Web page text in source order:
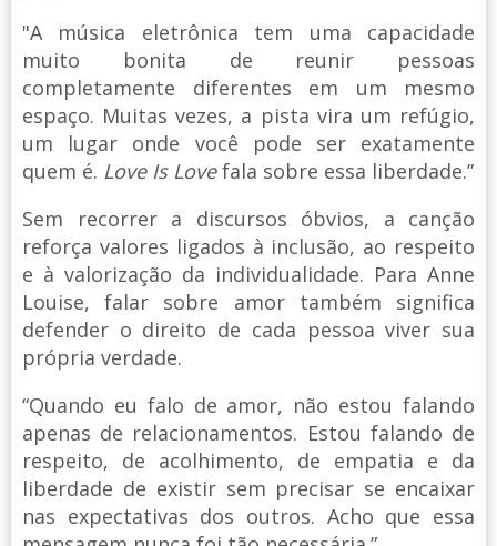
"A música eletrônica tem uma capacidade
muito bonita de reunir pessoas
completamente diferentes em um mesmo
espaço. Muitas vezes, a pista vira um refúgio,
um lugar onde você pode ser exatamente
quem é. Love Is Lovefala sobre essa liberdade.”
Sem recorrer a discursos óbvios, a canção
reforça valores ligados à inclusão, ao respeito
e à valorização da individualidade. Para Anne
Louise, falar sobre amor também significa
defender o direito de cada pessoa viver sua
própria verdade.
“Quando eu falo de amor, não estou falando
apenas de relacionamentos. Estou falando de
respeito, de acolhimento, de empatia e da
liberdade de existir sem precisar se encaixar
nas expectativas dos outros. Acho que essa